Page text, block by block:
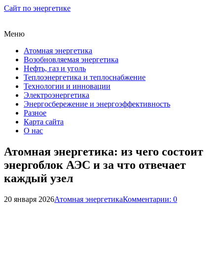
Сайт по энергетике
Меню
Атомная энергетика
Возобновляемая энергетика
Нефть, газ и уголь
Теплоэнергетика и теплоснабжение
Технологии и инновации
Электроэнергетика
Энергосбережение и энергоэффективность
Разное
Карта сайта
О нас
Атомная энергетика: из чего состоит
энергоблок АЭС и за что отвечает
каждый узел
20 января 2026Атомная энергетикаКомментарии: 0